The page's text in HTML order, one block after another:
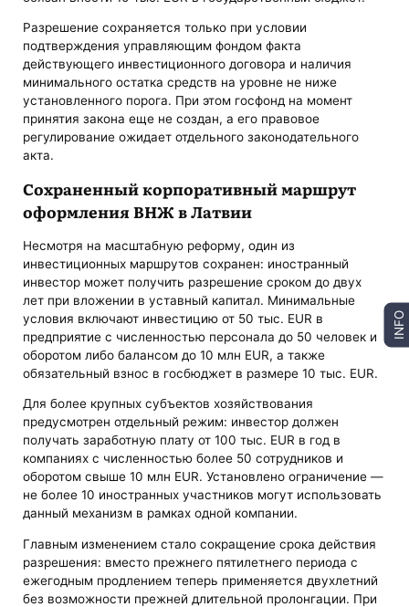
Разрешение сохраняется только при условии
подтверждения управляющим фондом факта
действующего инвестиционного договора и наличия
минимального остатка средств на уровне не ниже
установленного порога. При этом госфонд на момент
принятия закона еще не создан, а его правовое
регулирование ожидает отдельного законодательного
акта.
Сохраненный корпоративный маршрут
оформления ВНЖ в Латвии
Несмотря на масштабную реформу, один из
инвестиционных маршрутов сохранен: иностранный
инвестор может получить разрешение сроком до двух
лет при вложении в уставный капитал. Минимальные
условия включают инвестицию от 50 тыс. EUR в
предприятие с численностью персонала до 50 человек и
оборотом либо балансом до 10 млн EUR, а также
обязательный взнос в госбюджет в размере 10 тыс. EUR.
Для более крупных субъектов хозяйствования
предусмотрен отдельный режим: инвестор должен
получать заработную плату от 100 тыс. EUR в год в
компаниях с численностью более 50 сотрудников и
оборотом свыше 10 млн EUR. Установлено ограничение —
не более 10 иностранных участников могут использовать
данный механизм в рамках одной компании.
Главным изменением стало сокращение срока действия
разрешения: вместо прежнего пятилетнего периода с
ежегодным продлением теперь применяется двухлетний
без возможности прежней длительной пролонгации. При
INFO